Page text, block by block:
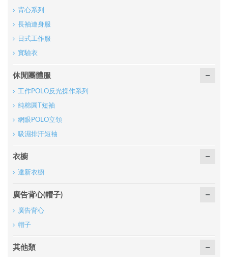
背心系列
長袖連身服
日式工作服
實驗衣
休閒團體服
工作POLO反光操作系列
純棉圓T短袖
網眼POLO立領
吸濕排汗短袖
衣櫥
達新衣櫥
廣告背心(帽子)
廣告背心
帽子
其他類